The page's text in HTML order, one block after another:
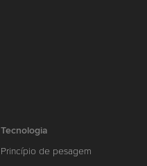
Tecnologia
Princípio de pesagem